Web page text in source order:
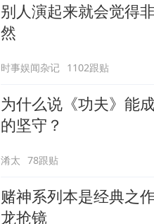
别人演起来就会觉得
然
时事娱闻杂记 1102跟贴
为什么说《功夫》能
的坚守？
淆太 78跟贴
赌神系列本是经典之
龙抢镜